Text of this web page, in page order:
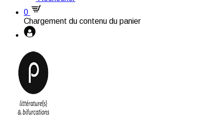
0
Chargement du contenu du panier